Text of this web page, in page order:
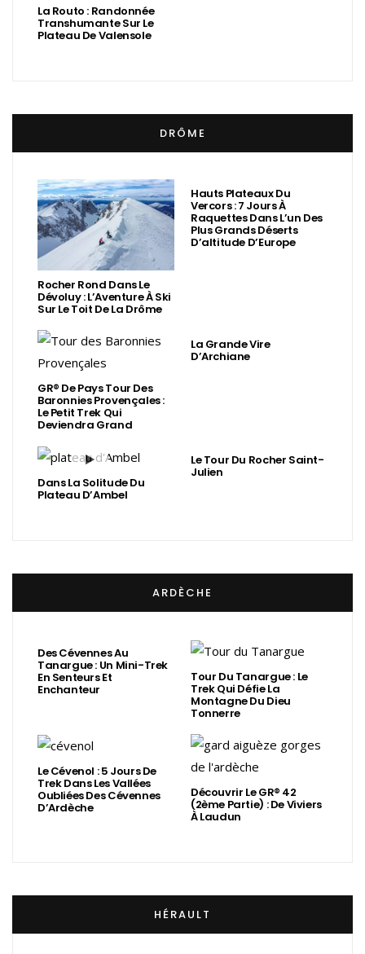
La Routo : Randonnée
Transhumante Sur Le
Plateau De Valensole
DRÔME
Rocher Rond Dans Le
Dévoluy : L’Aventure À Ski
Sur Le Toit De La Drôme
Hauts Plateaux Du
Vercors : 7 Jours À
Raquettes Dans L’un Des
Plus Grands Déserts
D’altitude D’Europe
GR® De Pays Tour Des
Baronnies Provençales :
Le Petit Trek Qui
Deviendra Grand
La Grande Vire
D’Archiane
Dans La Solitude Du
Plateau D’Ambel
Le Tour Du Rocher Saint-
Julien
ARDÈCHE
Des Cévennes Au
Tanargue : Un Mini-Trek
En Senteurs Et
Enchanteur
Tour Du Tanargue : Le
Trek Qui Défie La
Montagne Du Dieu
Tonnerre
Le Cévenol : 5 Jours De
Trek Dans Les Vallées
Oubliées Des Cévennes
D’Ardèche
Découvrir Le GR® 42
(2ème Partie) : De Viviers
À Laudun
HÉRAULT